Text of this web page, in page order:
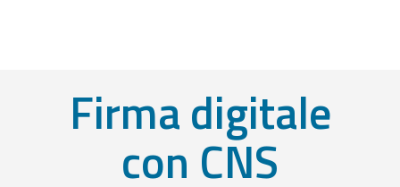
Firma digitale
con CNS